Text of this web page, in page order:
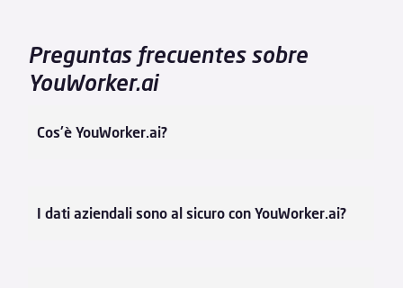
Preguntas frecuentes sobre
YouWorker.ai
Cos'è YouWorker.ai?
I dati aziendali sono al sicuro con YouWorker.ai?